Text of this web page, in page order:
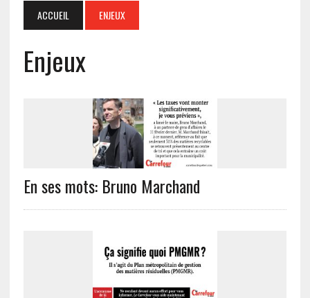
ACCUEIL ENJEUX
Enjeux
En ses mots: Bruno Marchand